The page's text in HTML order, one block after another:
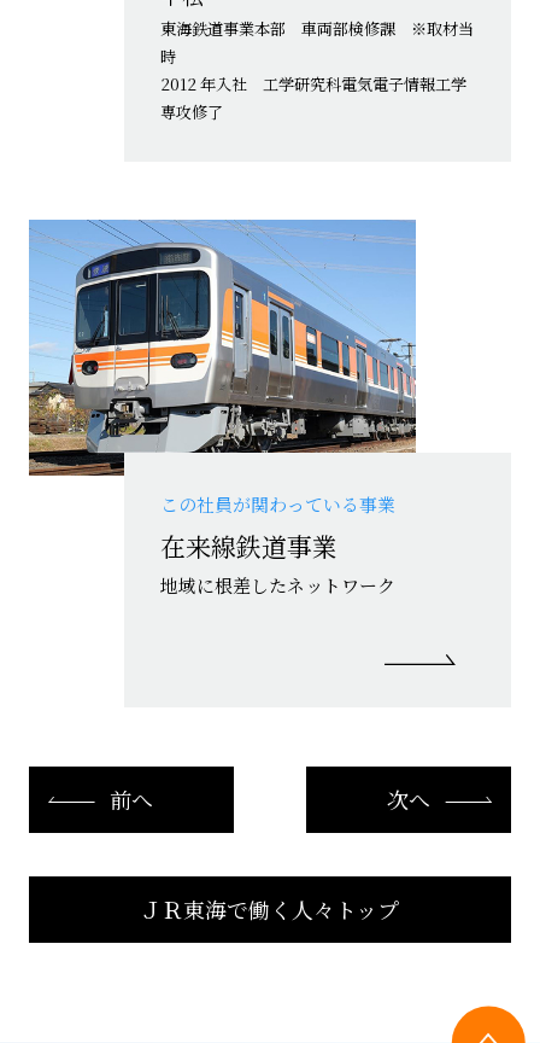
東海鉄道事業本部 車両部検修課 ※取材当
時
2012 年入社 工学研究科電気電子情報工学
専攻修了
この社員が関わっている事業
在来線鉄道事業
地域に根差したネットワーク
前へ
ＪＲ東海で働く人々トップ
次へ